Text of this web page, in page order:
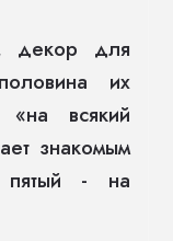
декор для
их
«на всякий
знакомым
- на